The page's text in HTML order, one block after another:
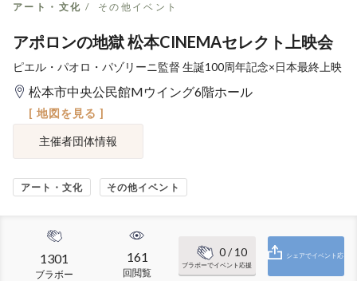
アート・文化 その他イベント
アポロンの地獄 松本CINEMAセレクト上映会
ピエル・パオロ・パゾリーニ監督 生誕100周年記念×日本最終上映
松本市中央公民館Mウイング6階ホール
[ 地図を見る ]
主催者団体情報
アート・文化 その他イベント
1301
ブラボー
161
回閲覧
0/ 10
ブラボーでイベント応援
シェアでイベント応